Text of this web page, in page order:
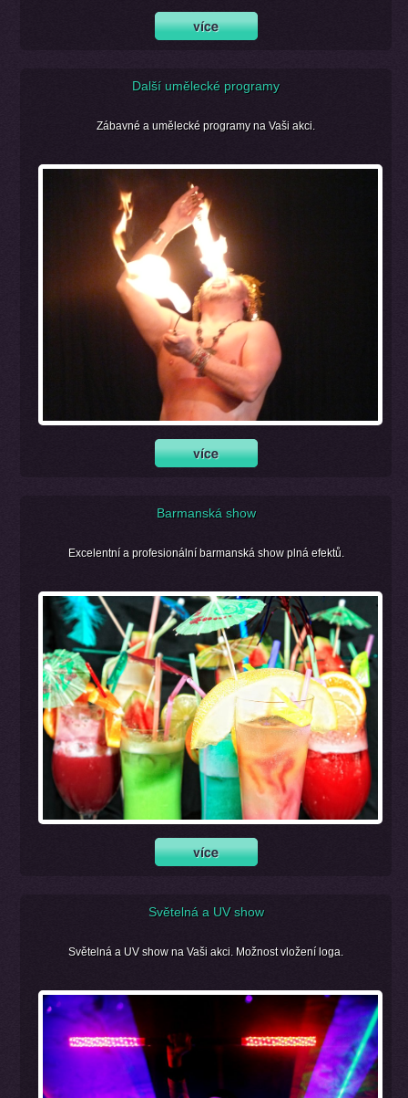
Další umělecké programy
Zábavné a umělecké programy na Vaši akci.
Barmanská show
Excelentní a profesionální barmanská show plná efektů.
Světelná a UV show
Světelná a UV show na Vaši akci. Možnost vložení loga.